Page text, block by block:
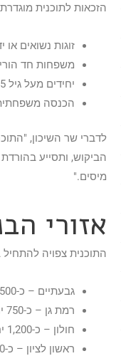
הזכאות לתוכנית
זוגות נשואים
משפחות חד
יחידים מעל גיל 35 שאין בבעלותם דירה.
הכנסה משפחתית חודשית
לדברי שר השיכון,
הביקוש, ותסייע
מיסים."
אזורי
התוכנית צפויה להתחיל
גבעתיים – כ-500 יחידות דיור
רמת גן – כ-750 יחידות דיור
חולון – כ-1,200 יחידות דיור
ראשון לציון – כ-1,500 יחידות דיור